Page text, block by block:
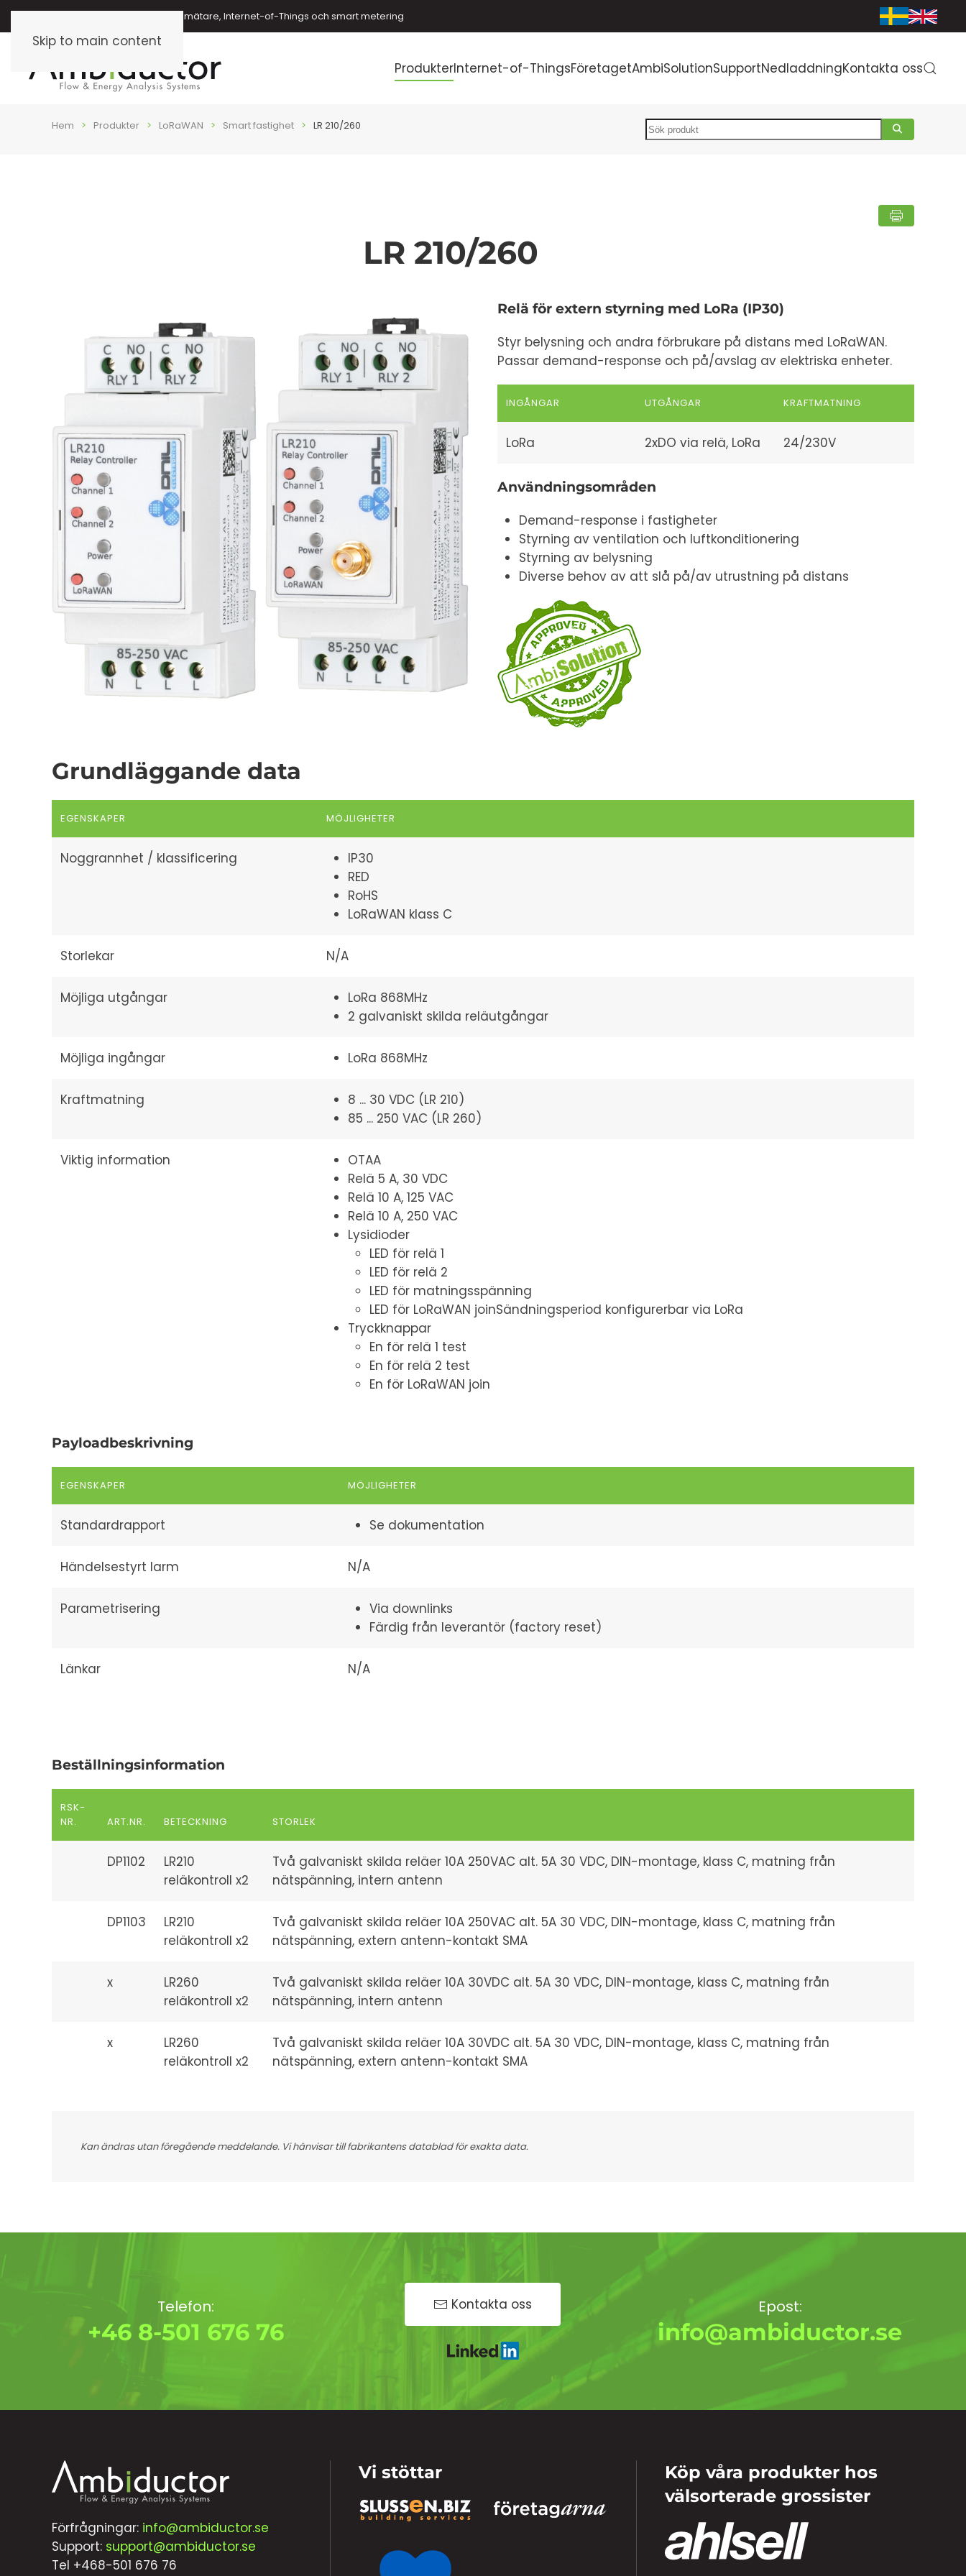
Skip to main content
Energimätare, vattenmätare, oljemätare, Internet-of-Things och smart metering
ProdukterInternet-of-ThingsFöretagetAmbiSolutionSupportNedladdningKontakta oss
Hem Produkter LoRaWAN Smart fastighet LR 210/260 Search
LR 210/260
Relä för extern styrning med LoRa (IP30)
Styr belysning och andra förbrukare på distans med LoRaWAN.
Passar demand-response och på/avslag av elektriska enheter.
INGÅNGAR UTGÅNGAR KRAFTMATNING
LoRa 2xDO via relä, LoRa 24/230V
Användningsområden
Demand-response i fastigheter
Styrning av ventilation och luftkonditionering
Styrning av belysning
Diverse behov av att slå på/av utrustning på distans
Grundläggande data
EGENSKAPER MÖJLIGHETER
Noggrannhet / klassificering
IP30
RED
RoHS
LoRaWAN klass C
Storlekar N/A
Möjliga utgångar
LoRa 868MHz
2 galvaniskt skilda reläutgångar
Möjliga ingångar LoRa 868MHz
Kraftmatning
8 ... 30 VDC (LR 210)
85 ... 250 VAC (LR 260)
Viktig information
OTAA
Relä 5 A, 30 VDC
Relä 10 A, 125 VAC
Relä 10 A, 250 VAC
Lysidioder
LED för relä 1
LED för relä 2
LED för matningsspänning
LED för LoRaWAN joinSändningsperiod konfigurerbar via LoRa
Tryckknappar
En för relä 1 test
En för relä 2 test
En för LoRaWAN join
Payloadbeskrivning
EGENSKAPER MÖJLIGHETER
Standardrapport Se dokumentation
Händelsestyrt larm N/A
Parametrisering
Via downlinks
Färdig från leverantör (factory reset)
Länkar N/A
Beställningsinformation
RSK-
NR.
ART.NR. BETECKNING STORLEK
DP1102
LR210
reläkontroll x2
Två galvaniskt skilda reläer 10A 250VAC alt. 5A 30 VDC, DIN-montage, klass C, matning från
nätspänning, intern antenn
DP1103
LR210
reläkontroll x2
Två galvaniskt skilda reläer 10A 250VAC alt. 5A 30 VDC, DIN-montage, klass C, matning från
nätspänning, extern antenn-kontakt SMA
x
LR260
reläkontroll x2
Två galvaniskt skilda reläer 10A 30VDC alt. 5A 30 VDC, DIN-montage, klass C, matning från
nätspänning, intern antenn
x
LR260
reläkontroll x2
Två galvaniskt skilda reläer 10A 30VDC alt. 5A 30 VDC, DIN-montage, klass C, matning från
nätspänning, extern antenn-kontakt SMA
Kan ändras utan föregående meddelande. Vi hänvisar till fabrikantens datablad för exakta data.
Telefon:
+46 8-501 676 76
Kontakta oss Epost:
info@ambiductor.se
Förfrågningar: info@ambiductor.se
Support: support@ambiductor.se
Tel +468-501 676 76
Vi stöttar
Köp våra produkter hos
välsorterade grossister